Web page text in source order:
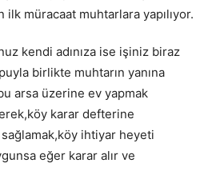
ilk müracaat muhtarlara yapılıyor.
kendi adınıza ise işiniz biraz
birlikte muhtarın yanına
arsa üzerine ev yapmak
karar defterine
ihtiyar heyeti
eğer karar alır ve